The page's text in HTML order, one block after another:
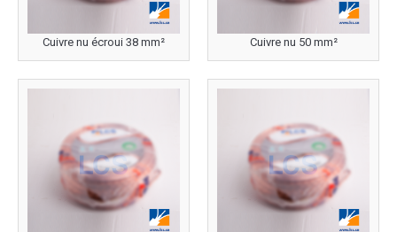
Cuivre nu écroui 38 mm² Cuivre nu 50 mm²